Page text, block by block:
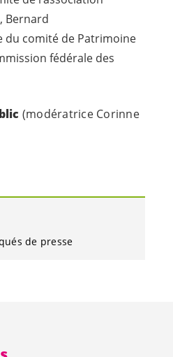
Bernard
du comité de Patrimoine
fédérale des
(modératrice Corinne
de presse